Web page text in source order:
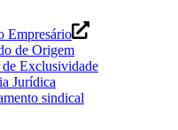
Empresário
de Origem
de Exclusividade
Jurídica
sindical